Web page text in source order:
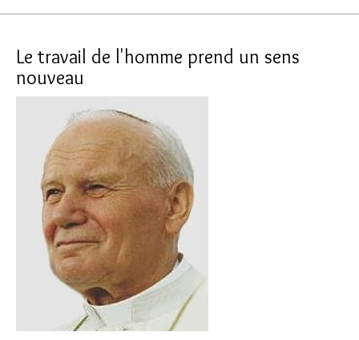
Le travail de l'homme prend un sens
nouveau